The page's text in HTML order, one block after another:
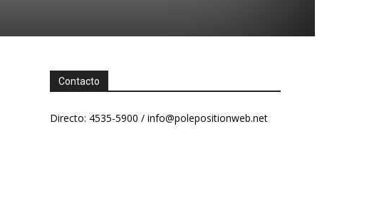
Contacto
Directo: 4535-5900 / info@polepositionweb.net